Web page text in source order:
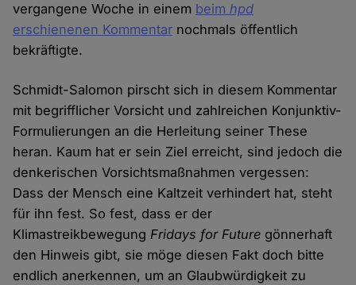
vergangene Woche in einem beimhpd
erschienenen Kommentar nochmals öffentlich
bekräftigte.
Schmidt-Salomon pirscht sich in diesem Kommentar
mit begrifflicher Vorsicht und zahlreichen Konjunktiv-
Formulierungen an die Herleitung seiner These
heran. Kaum hat er sein Ziel erreicht, sind jedoch die
denkerischen Vorsichtsmaßnahmen vergessen:
Dass der Mensch eine Kaltzeit verhindert hat, steht
für ihn fest. So fest, dass er der
KlimastreikbewegungFridays for Future gönnerhaft
den Hinweis gibt, sie möge diesen Fakt doch bitte
endlich anerkennen, um an Glaubwürdigkeit zu